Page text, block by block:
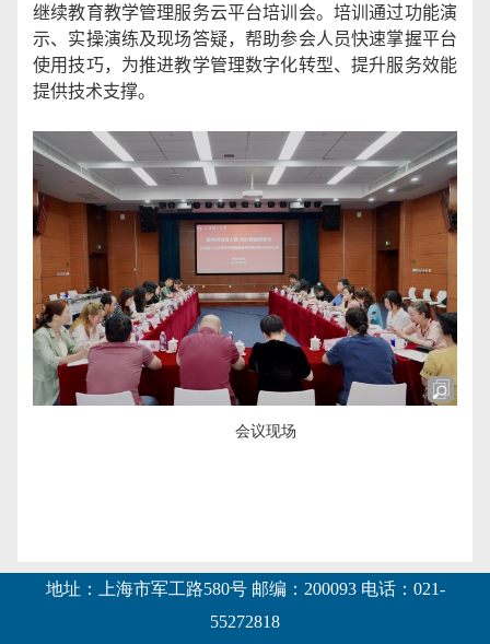
继续教育教学管理服务云平台培训会。培训通过功能演
示、实操演练及现场答疑，帮助参会人员快速掌握平台
使用技巧，为推进教学管理数字化转型、提升服务效能
提供技术支撑。
会议现场
地址：上海市军工路580号 邮编：200093 电话：021-
55272818